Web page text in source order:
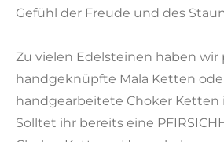
Gefühl der Freude und des
Zu vielen Edelsteinen haben wir
handgeknüpfte Mala Ketten
handgearbeitete Choker Ketten
Solltet ihr bereits eine